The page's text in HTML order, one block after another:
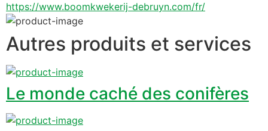
https://www.boomkwekerij-debruyn.com/fr/
Autres produits et services
Le monde caché des conifères